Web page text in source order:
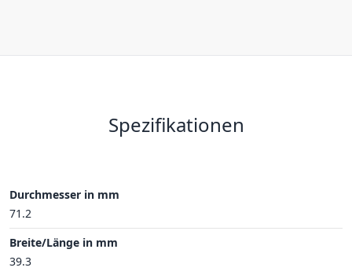
Spezifikationen
Durchmesser in mm
71.2
Breite/Länge in mm
39.3